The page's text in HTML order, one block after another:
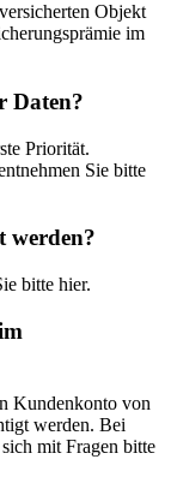
Objekt
im
Daten?
Priorität.
Sie bitte
werden?
bitte hier.
Kundenkonto von
werden. Bei
mit Fragen bitte